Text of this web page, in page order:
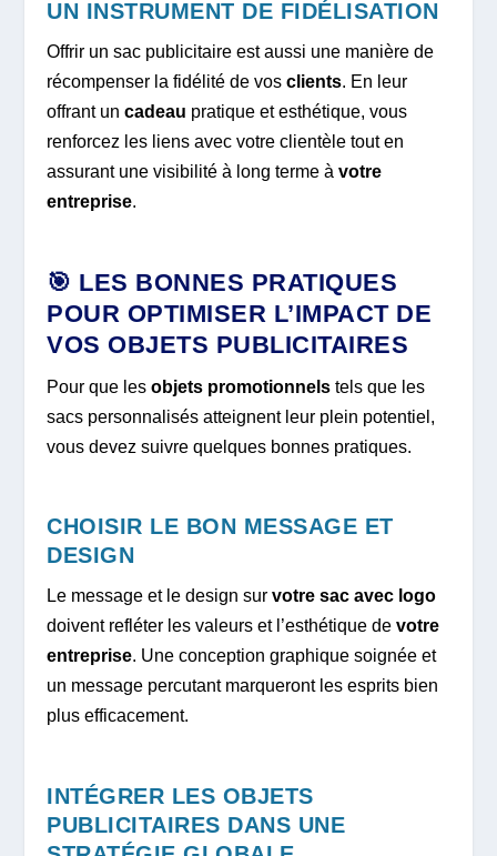
UN INSTRUMENT DE FIDÉLISATION
Offrir un sac publicitaire est aussi une manière de
récompenser la fidélité de vosclients. En leur
offrant uncadeau pratique et esthétique, vous
renforcez les liens avec votre clientèle tout en
assurant une visibilité à long terme àvotre
entreprise.
🎯 LES BONNES PRATIQUES
POUR OPTIMISER L’IMPACT DE
VOS OBJETS PUBLICITAIRES
Pour que lesobjets promotionnels tels que les
sacs personnalisés atteignent leur plein potentiel,
vous devez suivre quelques bonnes pratiques.
CHOISIR LE BON MESSAGE ET
DESIGN
Le message et le design survotre sac avec logo
doivent refléter les valeurs et l’esthétique devotre
entreprise. Une conception graphique soignée et
un message percutant marqueront les esprits bien
plus efficacement.
INTÉGRER LES OBJETS
PUBLICITAIRES DANS UNE